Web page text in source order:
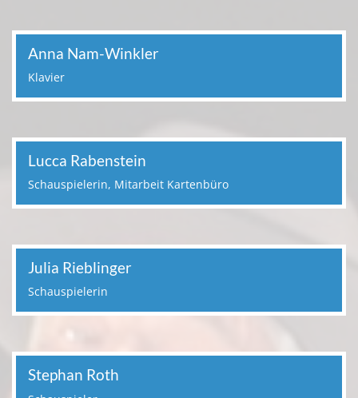
Anna Nam-Winkler
Klavier
Lucca Rabenstein
Schauspielerin, Mitarbeit Kartenbüro
Julia Rieblinger
Schauspielerin
Stephan Roth